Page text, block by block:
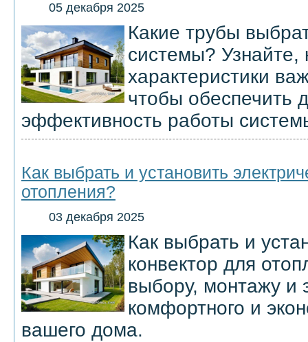
05 декабря 2025
Какие трубы
системы?
характеристики
чтобы обеспечить
эффективность работы
Как выбрать и установить
отопления?
03 декабря 2025
Как выбрать и
конвектор для
выбору, монтажу и
комфортного и
вашего дома.